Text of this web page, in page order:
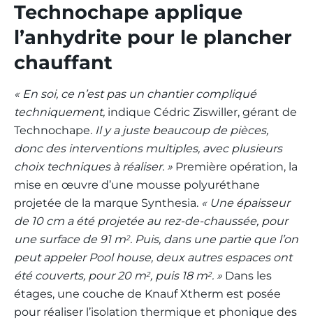
Technochape applique
l’anhydrite pour le plancher
chauffant
« En soi, ce n’est pas un chantier compliqué
techniquement, indique Cédric Ziswiller, gérant de
Technochape. Il y a juste beaucoup de pièces,
donc des interventions multiples, avec plusieurs
choix techniques à réaliser. » Première opération, la
mise en œuvre d’une mousse polyuréthane
projetée de la marque Synthesia. « Une épaisseur
de 10 cm a été projetée au rez-de-chaussée, pour
une surface de 91 m2. Puis, dans une partie que l’on
peut appeler Pool house, deux autres espaces ont
été couverts, pour 20 m2, puis 18 m2. » Dans les
étages, une couche de Knauf Xtherm est posée
pour réaliser l’isolation thermique et phonique des